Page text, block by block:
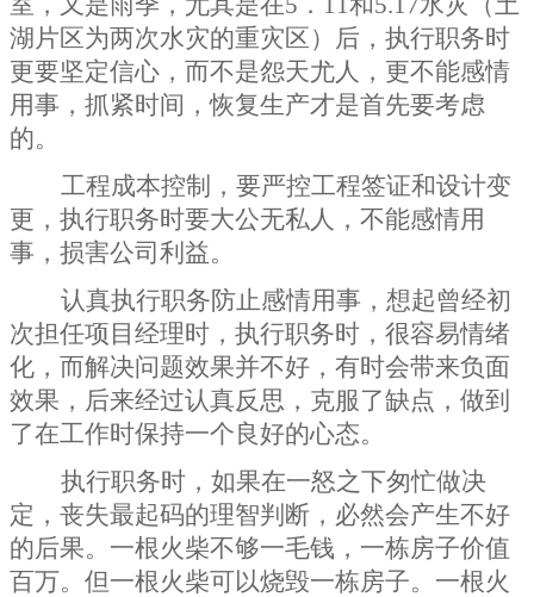
湖片区为两次水灾的重灾区）后，执行职务时
更要坚定信心，而不是怨天尤人，更不能感情
用事，抓紧时间，恢复生产才是首先要考虑
的。
工程成本控制，要严控工程签证和设计变
更，执行职务时要大公无私人，不能感情用
事，损害公司利益。
认真执行职务防止感情用事，想起曾经初
次担任项目经理时，执行职务时，很容易情绪
化，而解决问题效果并不好，有时会带来负面
效果，后来经过认真反思，克服了缺点，做到
了在工作时保持一个良好的心态。
执行职务时，如果在一怒之下匆忙做决
定，丧失最起码的理智判断，必然会产生不好
的后果。一根火柴不够一毛钱，一栋房子价值
百万。但一根火柴可以烧毁一栋房子。一根火